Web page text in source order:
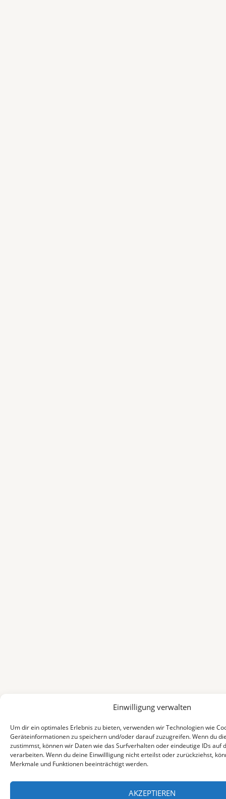
Einwilligung verwalten
Um dir ein optimales Erlebnis zu bieten, verwenden wir Technologien wie
Geräteinformationen zu speichern und/oder darauf zuzugreifen. Wenn du
zustimmst, können wir Daten wie das Surfverhalten oder eindeutige IDs auf
verarbeiten. Wenn du deine Einwillligung nicht erteilst oder zurückziehst,
Merkmale und Funktionen beeinträchtigt werden.
AKZEPTIEREN